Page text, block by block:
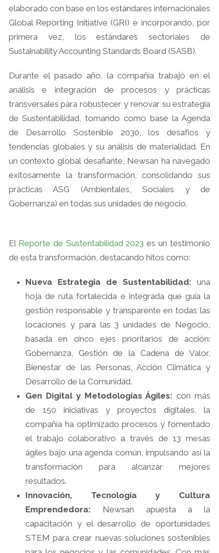
elaborado con base en los estándares internacionales
Global Reporting Initiative (GRI) e incorporando, por
primera vez, los estándares sectoriales de
Sustainability Accounting Standards Board (SASB).
Durante el pasado año, la compañía trabajó en el
análisis e integración de procesos y prácticas
transversales para robustecer y renovar su estrategia
de Sustentabilidad, tomando como base la Agenda
de Desarrollo Sostenible 2030, los desafíos y
tendencias globales y su análisis de materialidad. En
un contexto global desafiante, Newsan ha navegado
exitosamente la transformación, consolidando sus
prácticas ASG (Ambientales, Sociales y de
Gobernanza) en todas sus unidades de negocio.
El Reporte de Sustentabilidad 2023 es un testimonio
de esta transformación, destacando hitos como:
Nueva Estrategia de Sustentabilidad: una
hoja de ruta fortalecida e integrada que guía la
gestión responsable y transparente en todas las
locaciones y para las 3 unidades de Negocio,
basada en cinco ejes prioritarios de acción:
Gobernanza, Gestión de la Cadena de Valor,
Bienestar de las Personas, Acción Climática y
Desarrollo de la Comunidad.
Gen Digital y Metodologías Ágiles: con más
de 150 iniciativas y proyectos digitales, la
compañía ha optimizado procesos y fomentado
el trabajo colaborativo a través de 13 mesas
ágiles bajo una agenda común, impulsando así la
transformación para alcanzar mejores
resultados.
Innovación, Tecnología y Cultura
Emprendedora: Newsan apuesta a la
capacitación y el desarrollo de oportunidades
STEM para crear nuevas soluciones sostenibles